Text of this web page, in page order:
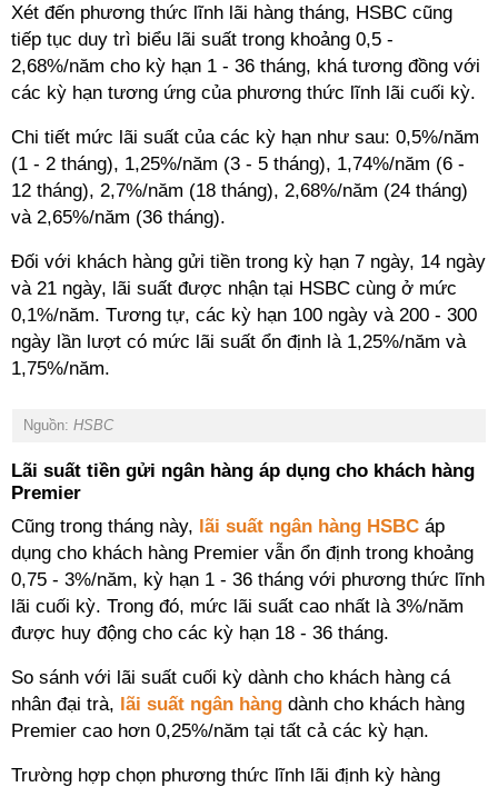
Xét đến phương thức lĩnh lãi hàng tháng, HSBC cũng
tiếp tục duy trì biểu lãi suất trong khoảng 0,5 -
2,68%/năm cho kỳ hạn 1 - 36 tháng, khá tương đồng với
các kỳ hạn tương ứng của phương thức lĩnh lãi cuối kỳ.
Chi tiết mức lãi suất của các kỳ hạn như sau: 0,5%/năm
(1 - 2 tháng), 1,25%/năm (3 - 5 tháng), 1,74%/năm (6 -
12 tháng), 2,7%/năm (18 tháng), 2,68%/năm (24 tháng)
và 2,65%/năm (36 tháng).
Đối với khách hàng gửi tiền trong kỳ hạn 7 ngày, 14 ngày
và 21 ngày, lãi suất được nhận tại HSBC cùng ở mức
0,1%/năm. Tương tự, các kỳ hạn 100 ngày và 200 - 300
ngày lần lượt có mức lãi suất ổn định là 1,25%/năm và
1,75%/năm.
Nguồn: HSBC
Lãi suất tiền gửi ngân hàng áp dụng cho khách hàng
Premier
Cũng trong tháng này, lãi suất ngân hàng HSBC áp
dụng cho khách hàng Premier vẫn ổn định trong khoảng
0,75 - 3%/năm, kỳ hạn 1 - 36 tháng với phương thức lĩnh
lãi cuối kỳ. Trong đó, mức lãi suất cao nhất là 3%/năm
được huy động cho các kỳ hạn 18 - 36 tháng.
So sánh với lãi suất cuối kỳ dành cho khách hàng cá
nhân đại trà, lãi suất ngân hàng dành cho khách hàng
Premier cao hơn 0,25%/năm tại tất cả các kỳ hạn.
Trường hợp chọn phương thức lĩnh lãi định kỳ hàng